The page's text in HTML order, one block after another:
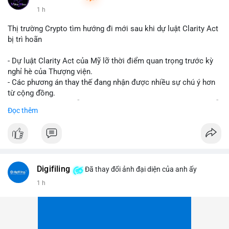
1 h
Thị trường Crypto tìm hướng đi mới sau khi dự luật Clarity Act
bị trì hoãn
- Dự luật Clarity Act của Mỹ lỡ thời điểm quan trọng trước kỳ
nghỉ hè của Thượng viện.
- Các phương án thay thế đang nhận được nhiều sự chú ý hơn
từ cộng đồng.
về pháp lý.
#binancesquare
#vlikevn #titanbot
Đọc thêm
Digifiling Đã thay đổi ảnh đại diện của anh ấy
1 h